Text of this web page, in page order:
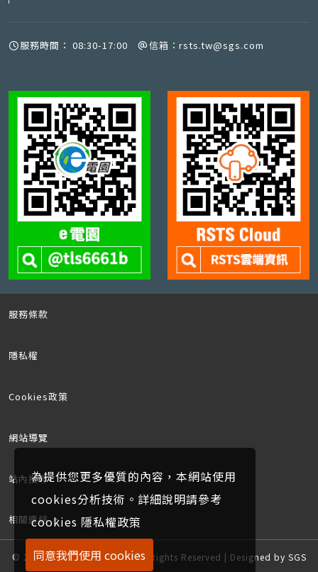
服務時間： 08:30-17:00 信箱： rsts.tw@sgs.com
服務條款
隱私權
Cookies政策
網站導覽
站內搜尋
相關連結
© 2019~2026 SGS TAIWAN All Rights Reserved | Designed by SGS
為提供您更多優質的內容，本網站使用
cookies分析技術。詳細說明請參考
cookies 隱私權政策
同意我們使用 cookies